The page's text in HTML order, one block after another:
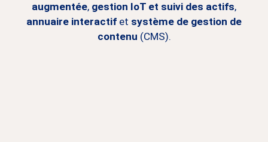
augmentée, gestion IoT et suivi des actifs,
annuaire interactif et système de gestion de
contenu (CMS).